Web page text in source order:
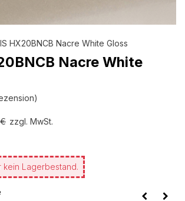
HX20BNCB Nacre White Gloss
Nacre White
zzgl. MwSt.
kein Lagerbestand.